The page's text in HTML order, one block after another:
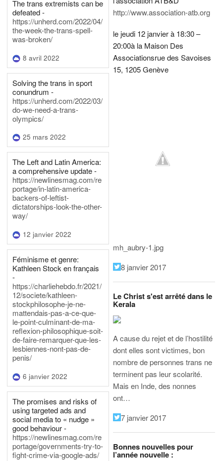
The trans extremists can be
defeated -
https://unherd.com/2022/04/
the-week-the-trans-spell-
was-broken/
8 avril 2022
Solving the trans in sport
conundrum -
https://unherd.com/2022/03/
do-we-need-a-trans-
olympics/
25 mars 2022
The Left and Latin America:
a comprehensive update -
https://newlinesmag.com/re
portage/in-latin-america-
backers-of-leftist-
dictatorships-look-the-other-
way/
12 janvier 2022
Féminisme et genre:
Kathleen Stock en français
-
https://charliehebdo.fr/2021/
12/societe/kathleen-
stockphilosophe-je-ne-
mattendais-pas-a-ce-que-
le-point-culminant-de-ma-
reflexion-philosophique-soit-
de-faire-remarquer-que-les-
lesbiennes-nont-pas-de-
penis/
6 janvier 2022
The promises and risks of
using targeted ads and
social media to « nudge »
good behaviour -
https://newlinesmag.com/re
portage/governments-try-to-
fight-crime-via-google-ads/
http://www.association-atb.org
le jeudi 12 janvier à 18:30 –
20:00à la Maison Des
Associationsrue des Savoises
15, 1205 Genève
mh_aubry-1.jpg
8 janvier 2017
Le Christ s'est arrêté dans le
Kerala
A cause du rejet et de l’hostilité
dont elles sont victimes, bon
nombre de personnes trans ne
terminent pas leur scolarité.
Mais en Inde, des nonnes
ont…
7 janvier 2017
Bonnes nouvelles pour
l’année nouvelle :